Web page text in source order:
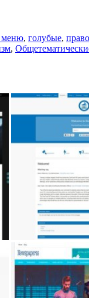
меню, голубые,
,